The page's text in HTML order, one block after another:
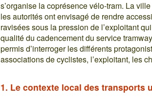
s’organise la coprésence vélo-tram. La
les autorités ont envisagé de rendre
ravisées sous la pression de l’exploitant
qualité du cadencement du service
permis d’interroger les différents
associations de cyclistes, l’exploitant, les
1. Le contexte local des transports